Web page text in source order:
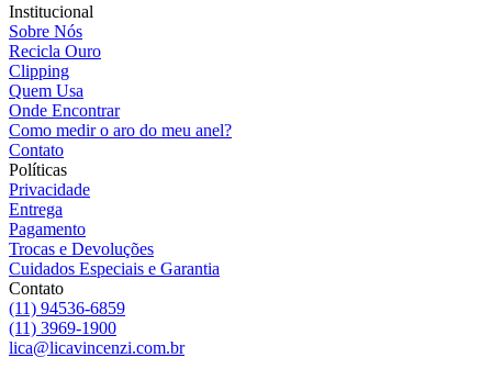
Institucional
Sobre Nós
Recicla Ouro
Clipping
Quem Usa
Onde Encontrar
Como medir o aro do meu anel?
Contato
Políticas
Privacidade
Entrega
Pagamento
Trocas e Devoluções
Cuidados Especiais e Garantia
Contato
(11) 94536-6859
(11) 3969-1900
lica@licavincenzi.com.br